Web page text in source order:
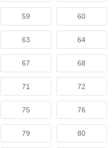
59 60
63 64
67 68
71 72
75 76
79 80